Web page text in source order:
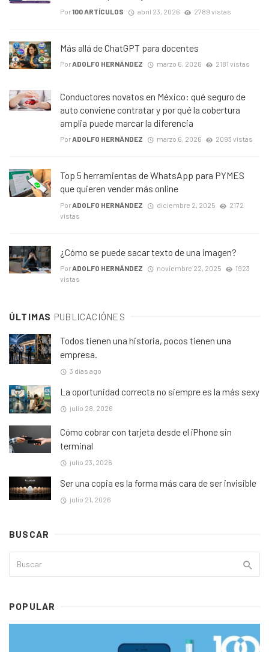
Por100 ARTÍCULOS abril 23, 2026 2789 vistas
Más allá de ChatGPT para docentes
PorADOLFO HERNÁNDEZ marzo 6, 2026 2181 vistas
Conductores novatos en México: qué seguro de
auto conviene contratar y por qué la cobertura
amplia puede marcar la diferencia
PorADOLFO HERNÁNDEZ marzo 6, 2026 2093 vistas
Top 5 herramientas de WhatsApp para PYMES
que quieren vender más online
Por ADOLFO HERNÁNDEZ diciembre 2, 2025
2172
vistas
¿Cómo se puede sacar texto de una imagen?
PorADOLFO HERNÁNDEZ noviembre 22, 2025
1923
vistas
ÚLTIMAS PUBLICACIÓNES
Todos tienen una historia, pocos tienen una
empresa.
3 días ago
La oportunidad correcta no siempre es la más sexy
julio 28, 2026
Cómo cobrar con tarjeta desde el iPhone sin
terminal
julio 23, 2026
Ser una copia es la forma más cara de ser invisible
julio 21, 2026
BUSCAR
POPULAR